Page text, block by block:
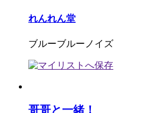
れんれん堂
ブルーブルーノイズ
哥哥と一緒！